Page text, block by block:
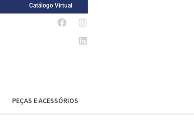
Catálogo Virtual
PEÇAS E ACESSÓRIOS